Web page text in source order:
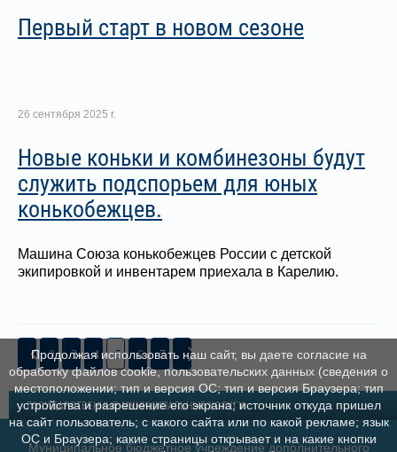
Первый старт в новом сезоне
26 сентября 2025 г.
Новые коньки и комбинезоны будут
служить подспорьем для юных
конькобежцев.
Машина Союза конькобежцев России с детской
экипировкой и инвентарем приехала в Карелию.
2 3 4 5 6 7
ГОСУДАРСТВЕННЫЕ МУНИЦИПАЛЬНЫЕ УСЛУГИ
Муниципальное бюджетное учреждение дополнительного
Продолжая использовать наш сайт, вы даете согласие на
обработку файлов cookie, пользовательских данных (сведения о
местоположении; тип и версия ОС; тип и версия Браузера; тип
устройства и разрешение его экрана; источник откуда пришел
на сайт пользователь; с какого сайта или по какой рекламе; язык
ОС и Браузера; какие страницы открывает и на какие кнопки